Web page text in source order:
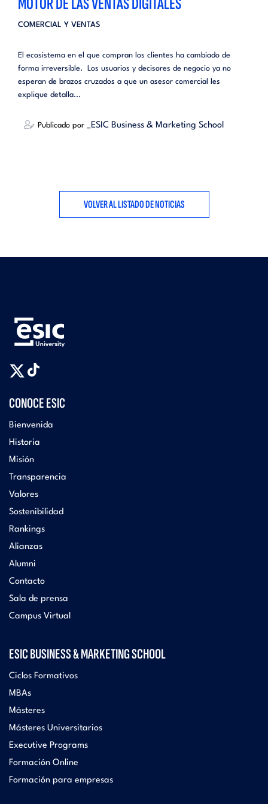
COMERCIAL Y VENTAS
El ecosistema en el que compran los clientes ha cambiado de
forma irreversible. Los usuarios y decisores de negocio ya no
esperan de brazos cruzados a que un asesor comercial les
explique detalla...
Publicado por _ESIC Business & Marketing School
VOLVER AL LISTADO DE NOTICIAS
CONOCE ESIC
Bienvenida
Historia
Misión
Transparencia
Valores
Sostenibilidad
Rankings
Alianzas
Alumni
Contacto
Sala de prensa
Campus Virtual
ESIC BUSINESS & MARKETING SCHOOL
Ciclos Formativos
MBAs
Másteres
Másteres Universitarios
Executive Programs
Formación Online
Formación para empresas